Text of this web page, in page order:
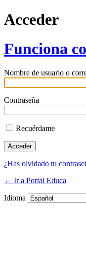
Acceder
Funciona
Nombre de usuario o
Contraseña
Recuérdame
¿Has olvidado tu
← Ir a Portal Educa
Idioma